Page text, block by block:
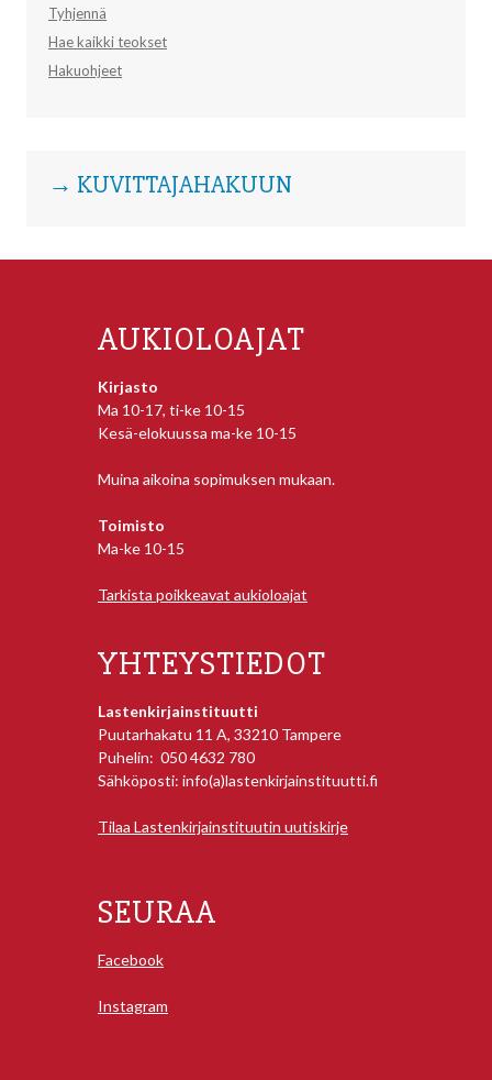
Tyhjennä
Hae kaikki teokset
Hakuohjeet
→ KUVITTAJAHAKUUN
AUKIOLOAJAT
Kirjasto
Ma 10-17, ti-ke 10-15
Kesä-elokuussa ma-ke 10-15
Muina aikoina sopimuksen mukaan.
Toimisto
Ma-ke 10-15
Tarkista poikkeavat aukioloajat
YHTEYSTIEDOT
Lastenkirjainstituutti
Puutarhakatu 11 A, 33210 Tampere
Puhelin: 050 4632 780
Sähköposti: info(a)lastenkirjainstituutti.fi
Tilaa Lastenkirjainstituutin uutiskirje
SEURAA
Facebook
Instagram